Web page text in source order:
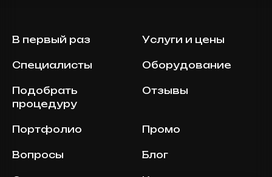
В первый раз Услуги и цены
Специалисты Оборудование
Подобрать
процедуру
Отзывы
Портфолио Промо
Вопросы Блог